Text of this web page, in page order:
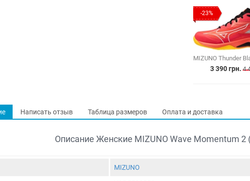
-23%
3 390 грн. 4
Написать отзыв Таблица размеров Оплата и доставка
Описание Женские MIZUNO Wave Momentum 2
MIZUNO